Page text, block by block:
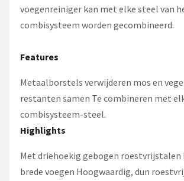
voegenreiniger kan met elke steel van
combisysteem worden gecombineerd.
Features
Metaalborstels verwijderen mos en
restanten samen Te combineren met
combisysteem-steel.
Highlights
Met driehoekig gebogen roestvrijstalen
brede voegen Hoogwaardig, dun